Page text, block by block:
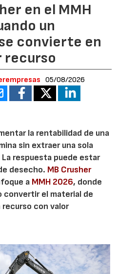
en el MMH
un
convierte en
recurso
05/08/2026
la rentabilidad de una
sin extraer una sola
respuesta puede estar
desecho. MB Crusher
a MMH 2026, donde
convertir el material de
recurso con valor